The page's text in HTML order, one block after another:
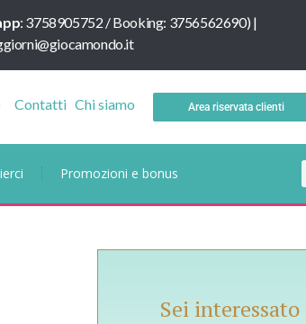
: 3758905752 /Booking: 3756562690) |
Contatti Chi siamo Area riservata clienti
Promozioni e bonus
Sei